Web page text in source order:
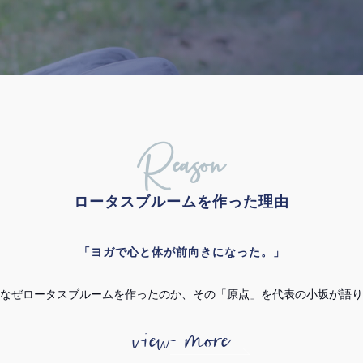
Reason
ロータスブルームを作った理由
「ヨガで心と体が前向きになった。」
ぜロータスブルームを作ったのか、その「原点」を代表の小坂が語
view more